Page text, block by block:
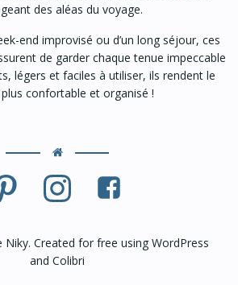
des aléas du voyage.
end improvisé ou d’un long séjour, ces
de garder chaque tenue impeccable
légers et faciles à utiliser, ils rendent le
confortable et organisé !
Created for free using WordPress
and Colibri